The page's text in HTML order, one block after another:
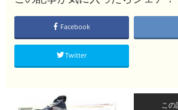
Facebook
Twitter
こ